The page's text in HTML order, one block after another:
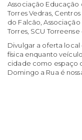
Associação Educação
Torres Vedras,
do Falcão,
Torres, SCU
Divulgar a oferta
física enquanto
cidade como espaço
Domingo a Rua é